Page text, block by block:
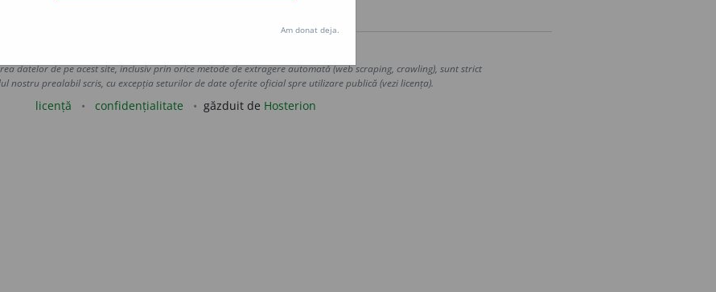
datelor de pe acest site, inclusiv prin orice metode de extragere automată (web scraping, crawling), sunt strict
nostru prealabil scris, cu excepția seturilor de date oferite oficial spre utilizare publică (vezi licența).
licență confidențialitate găzduit de Hosterion
Am donat deja.